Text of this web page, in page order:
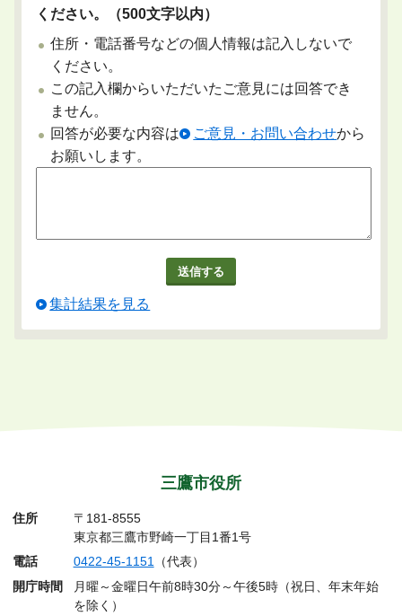
ください。（500文字以内）
住所・電話番号などの個人情報は記入しないで
ください。
この記入欄からいただいたご意見には回答でき
ません。
回答が必要な内容は
ご意見・お問い合わせから
お願いします。
集計結果を見る
三鷹市役所
住所
〒181-8555
東京都三鷹市野崎一丁目1番1号
電話
0422-45-1151（代表）
開庁時間
月曜～金曜日午前8時30分～午後5時（祝日、年末年始
を除く）